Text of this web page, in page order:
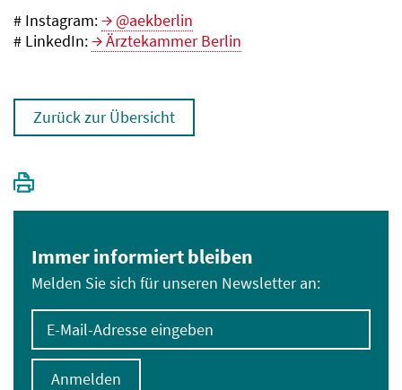
# Instagram:
@aekberlin
# LinkedIn:
Ärztekammer Berlin
Zurück zur Übersicht
Immer informiert bleiben
Melden Sie sich für unseren Newsletter an:
E-Mail-Adresse eingeben
Anmelden